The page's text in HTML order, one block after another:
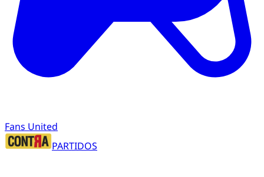
Fans United
PARTIDOS